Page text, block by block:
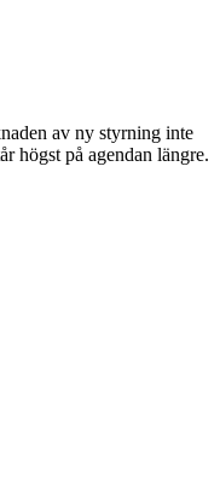
av ny styrning inte
högst på agendan längre.